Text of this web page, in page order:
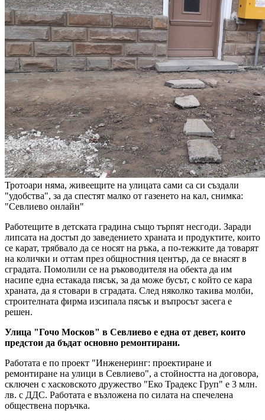
Тротоари няма, живеещите на улицата сами са си създали
"удобства", за да спестят малко от газенето на кал, снимка:
"Севлиево онлайн"
Работещите в детската градина също търпят несгоди. Заради
липсата на достъп до заведението храната и продуктите, които
се карат, трябвало да се носят на ръка, а по-тежките да товарят
на колички и оттам през общностния център, да се внасят в
сградата. Помолили се на ръководителя на обекта да им
насипе една естакада пясък, за да може бусът, с който се кара
храната, да я стовари в сградата. След няколко такива молби,
строителната фирма изсипала пясък и въпросът засега е
решен.
Улица "Гочо Москов" в Севлиево е една от девет, които
предстои да бъдат основно ремонтирани.
Работата е по проект "Инженеринг: проектиране и
ремонтиране на улици в Севлиево", а стойността на договора,
сключен с хасковското дружество "Еко Традекс Груп" е 3 млн.
лв. с ДДС. Работата е възложена по силата на спечелена
обществена поръчка.